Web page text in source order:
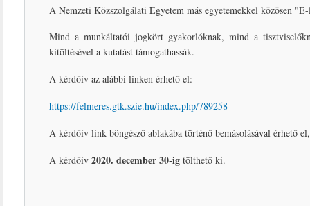
A Nemzeti Közszolgálati Egyetem más egyetemekkel közösen
Mind a munkáltatói jogkört gyakorlóknak, mind a
kitöltésével a kutatást támogathassák.
A kérdőív az alábbi linken érhető el:
https://felmeres.gtk.szie.hu/index.php/789258
A kérdőív link böngésző ablakába történő bemásolásával érhető
A kérdőív 2020. december 30-ig tölthető ki.